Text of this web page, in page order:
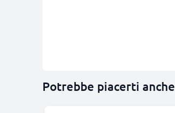
Potrebbe piacerti anche